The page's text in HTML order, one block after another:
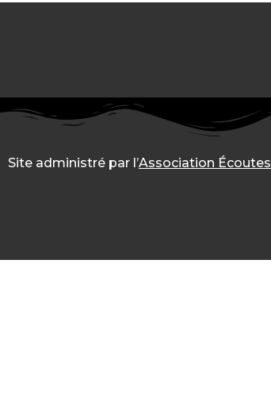
Site administré par l’Association Écoutes